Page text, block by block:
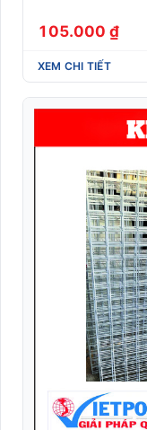
105.000 ₫
XEM CHI TIẾT